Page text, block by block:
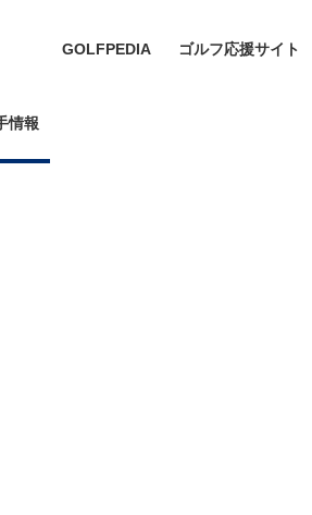
GOLFPEDIA ゴルフ応援サイト
情報